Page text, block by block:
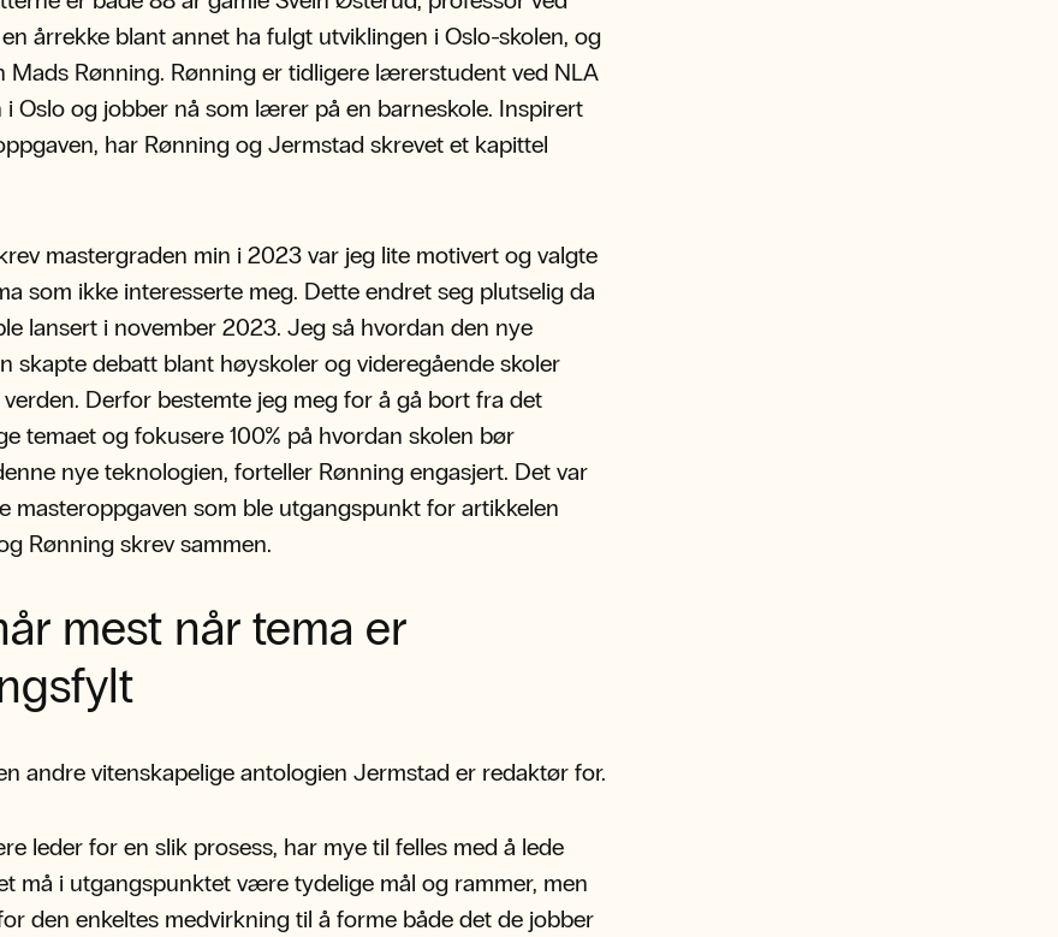
årrekke blant annet ha fulgt utviklingen i Oslo-skolen, og
Mads Rønning. Rønning er tidligere lærerstudent ved NLA
i Oslo og jobber nå som lærer på en barneskole. Inspirert
har Rønning og Jermstad skrevet et kapittel
mastergraden min i 2023 var jeg lite motivert og valgte
som ikke interesserte meg. Dette endret seg plutselig da
lansert i november 2023. Jeg så hvordan den nye
skapte debatt blant høyskoler og videregående skoler
Derfor bestemte jeg meg for å gå bort fra det
temaet og fokusere 100% på hvordan skolen bør
nye teknologien, forteller Rønning engasjert. Det var
masteroppgaven som ble utgangspunkt for artikkelen
Rønning skrev sammen.
mest når tema er
andre vitenskapelige antologien Jermstad er redaktør for.
leder for en slik prosess, har mye til felles med å lede
må i utgangspunktet være tydelige mål og rammer, men
den enkeltes medvirkning til å forme både det de jobber